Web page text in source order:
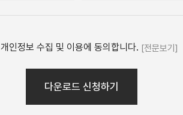
개인정보 수집 및 이용에 동의합니다. [전문보기]
다운로드 신청하기